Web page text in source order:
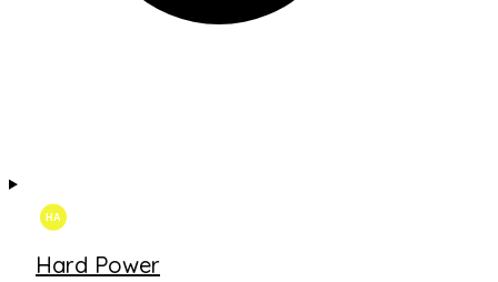
Hard Power